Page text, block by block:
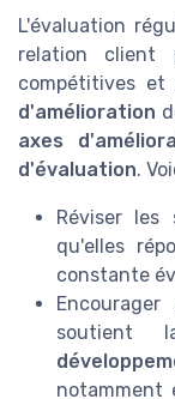
L'évaluation
relation client
compétitives et
d'amélioration
axes
d'évaluation.
Réviser les
qu'elles
constante
soutient
notamment